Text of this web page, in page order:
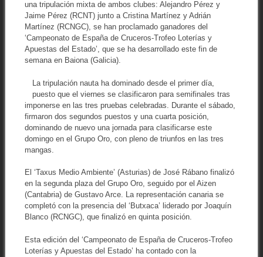
una tripulación mixta de ambos clubes: Alejandro Pérez y
Jaime Pérez (RCNT) junto a Cristina Martínez y Adrián
Martínez (RCNGC), se han proclamado ganadores del
‘Campeonato de España de Cruceros-Trofeo Loterías y
Apuestas del Estado’, que se ha desarrollado este fin de
semana en Baiona (Galicia).
La tripulación nauta ha dominado desde el primer día,
puesto que el viernes se clasificaron para semifinales tras
imponerse en las tres pruebas celebradas. Durante el sábado,
firmaron dos segundos puestos y una cuarta posición,
dominando de nuevo una jornada para clasificarse este
domingo en el Grupo Oro, con pleno de triunfos en las tres
mangas.
El ‘Taxus Medio Ambiente’ (Asturias) de José Rábano finalizó
en la segunda plaza del Grupo Oro, seguido por el Aizen
(Cantabria) de Gustavo Arce. La representación canaria se
completó con la presencia del ‘Butxaca’ liderado por Joaquín
Blanco (RCNGC), que finalizó en quinta posición.
Esta edición del ‘Campeonato de España de Cruceros-Trofeo
Loterías y Apuestas del Estado’ ha contado con la